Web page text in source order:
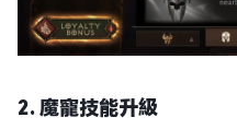
2. 魔寵技能升級